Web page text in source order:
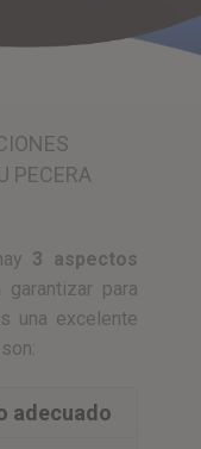
PECERA
3 aspectos
para
una excelente
adecuado